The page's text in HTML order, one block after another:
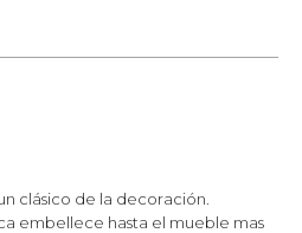
clásico de la decoración.
embellece hasta el mueble mas